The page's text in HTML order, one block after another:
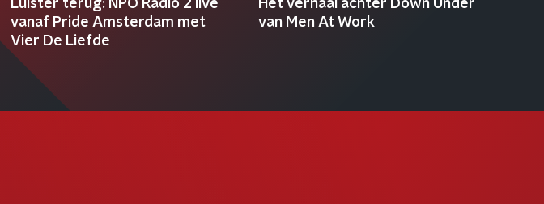
Luister terug: NPO Radio 2 live
vanaf Pride Amsterdam met
Vier De Liefde
Het verhaal achter Down Under
van Men At Work